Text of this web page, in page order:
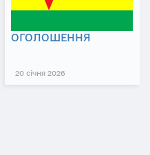
ОГОЛОШЕННЯ
20 січня 2026